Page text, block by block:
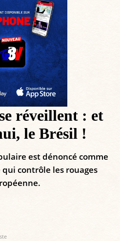
réveillent : et
le Brésil !
est dénoncé comme
contrôle les rouages